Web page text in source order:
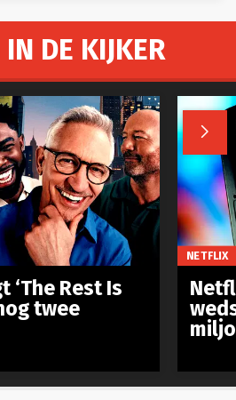
DE KIJKER

Rest Is
twee
NETFLIX